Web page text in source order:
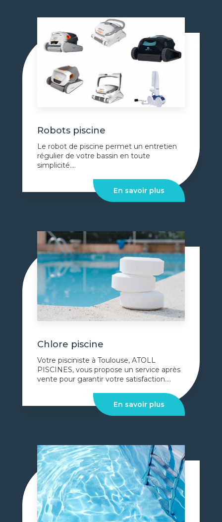
Robots piscine
Le robot de piscine permet un entretien
régulier de votre bassin en toute
simplicité....
En savoir plus
Chlore piscine
Votre pisciniste à Toulouse, ATOLL
PISCINES, vous propose un service après
vente pour garantir votre satisfaction....
En savoir plus